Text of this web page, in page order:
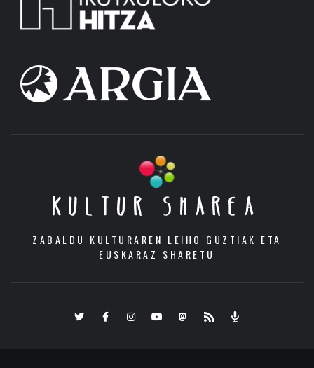
KULTUR SHAREA
ZABALDU KULTURAREN LEIHO GUZTIAK ETA
EUSKARAZ SHARETU
TwitterFacebookInstagramYoutubeMastodon.eus
RSS Podcast